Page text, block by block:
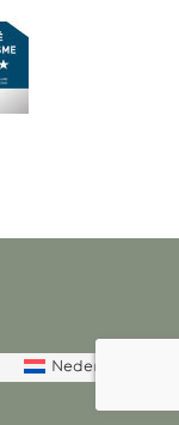
Nederlands